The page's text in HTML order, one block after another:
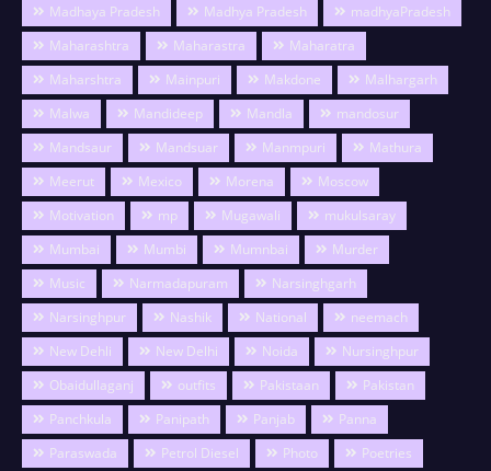
Madhaya Pradesh
Madhya Pradesh
madhyaPradesh
Maharashtra
Maharastra
Maharatra
Maharshtra
Mainpuri Makdone
Malhargarh
Malwa
Mandideep Mandla
mandosur
Mandsaur
Mandsuar Manmpuri
Mathura
Meerut
Mexico Morena
Moscow
Motivation
mp Mugawali
mukulsaray
Mumbai
Mumbi Mumnbai
Murder
Music
Narmadapuram
Narsinghgarh
Narsinghpur
Nashik National
neemach
New Dehli
New Delhi Noida
Nursinghpur
Obaidullaganj
outfits Pakistaan
Pakistan
Panchkula
Panipath Panjab
Panna
Paraswada
Petrol Diesel Photo
Poetries